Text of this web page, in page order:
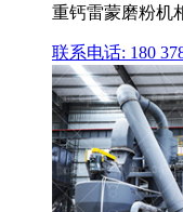
重钙雷蒙磨粉机
联系电话: 180